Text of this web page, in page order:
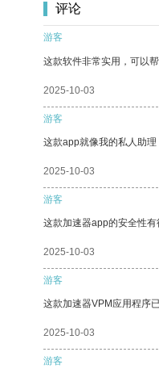
评论
游客
这款软件非常实用，可以
2025-10-03
游客
这款app就像我的私人助
2025-10-03
游客
这款加速器app的安全性有
2025-10-03
游客
这款加速器VPM应用程序
2025-10-03
游客